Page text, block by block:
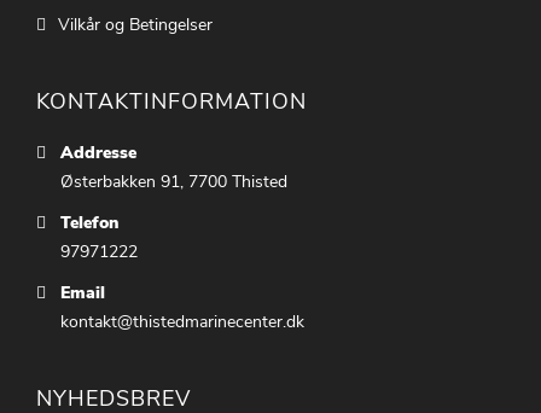
Vilkår og Betingelser
KONTAKTINFORMATION
Addresse
Østerbakken 91, 7700 Thisted
Telefon
97971222
Email
kontakt@thistedmarinecenter.dk
NYHEDSBREV